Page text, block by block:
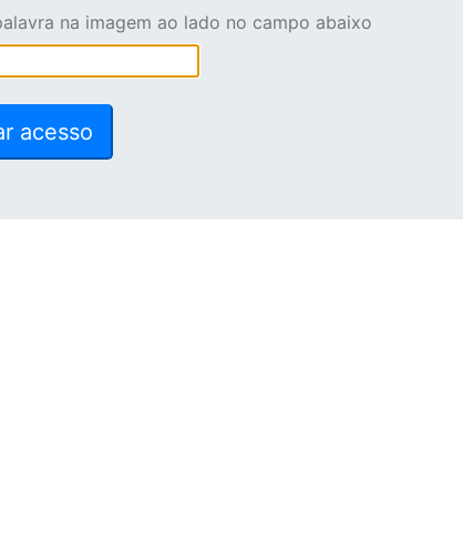
na imagem ao lado no campo abaixo